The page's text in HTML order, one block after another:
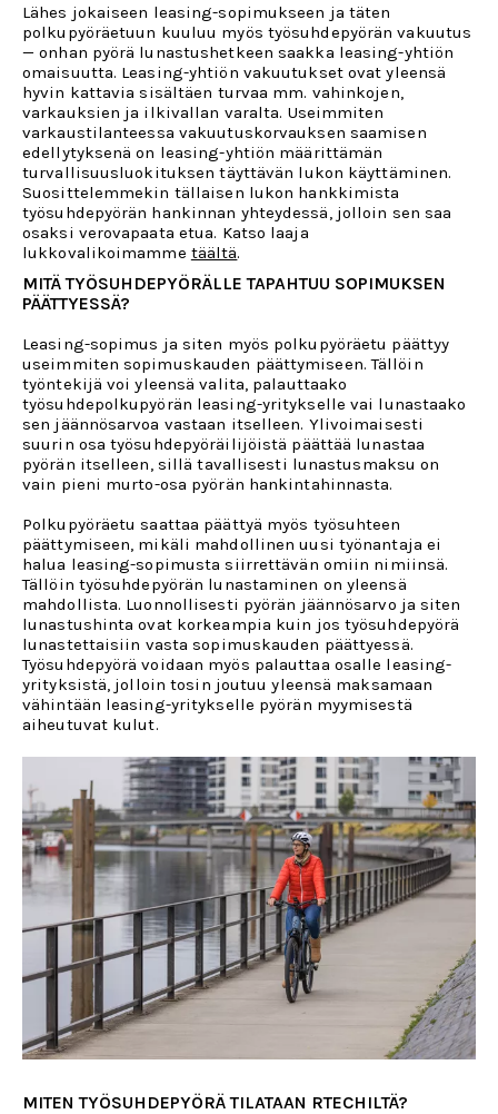
Lähes jokaiseen leasing-sopimukseen ja täten
polkupyöräetuun kuuluu myös työsuhdepyörän vakuutus
— onhan pyörä lunastushetkeen saakka leasing-yhtiön
omaisuutta. Leasing-yhtiön vakuutukset ovat yleensä
hyvin kattavia sisältäen turvaa mm. vahinkojen,
varkauksien ja ilkivallan varalta. Useimmiten
varkaustilanteessa vakuutuskorvauksen saamisen
edellytyksenä on leasing-yhtiön määrittämän
turvallisuusluokituksen täyttävän lukon käyttäminen.
Suosittelemmekin tällaisen lukon hankkimista
työsuhdepyörän hankinnan yhteydessä, jolloin sen saa
osaksi verovapaata etua. Katso laaja
lukkovalikoimamme täältä.
MITÄ TYÖSUHDEPYÖRÄLLE TAPAHTUU SOPIMUKSEN
PÄÄTTYESSÄ?
Leasing-sopimus ja siten myös polkupyöräetu päättyy
useimmiten sopimuskauden päättymiseen. Tällöin
työntekijä voi yleensä valita, palauttaako
työsuhdepolkupyörän leasing-yritykselle vai lunastaako
sen jäännösarvoa vastaan itselleen. Ylivoimaisesti
suurin osa työsuhdepyöräilijöistä päättää lunastaa
pyörän itselleen, sillä tavallisesti lunastusmaksu on
vain pieni murto-osa pyörän hankintahinnasta.
Polkupyöräetu saattaa päättyä myös työsuhteen
päättymiseen, mikäli mahdollinen uusi työnantaja ei
halua leasing-sopimusta siirrettävän omiin nimiinsä.
Tällöin työsuhdepyörän lunastaminen on yleensä
mahdollista. Luonnollisesti pyörän jäännösarvo ja siten
lunastushinta ovat korkeampia kuin jos työsuhdepyörä
lunastettaisiin vasta sopimuskauden päättyessä.
Työsuhdepyörä voidaan myös palauttaa osalle leasing-
yrityksistä, jolloin tosin joutuu yleensä maksamaan
vähintään leasing-yritykselle pyörän myymisestä
aiheutuvat kulut.
MITEN TYÖSUHDEPYÖRÄ TILATAAN RTECHILTÄ?